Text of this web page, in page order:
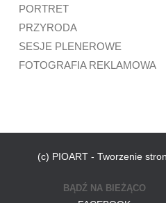
PORTRET
PRZYRODA
SESJE PLENEROWE
FOTOGRAFIA REKLAMOWA
(c) PIOART - Tworzenie
BĄDŹ NA BIEŻĄCO